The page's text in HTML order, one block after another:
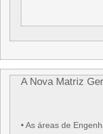
A Nova Matriz
• As áreas de